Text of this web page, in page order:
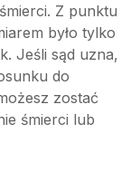
Z punktu
było tylko
Jeśli sąd uzna,
do
zostać
śmierci lub